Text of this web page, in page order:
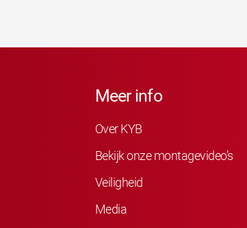
Meer info
Over KYB
Bekijk onze montagevideo’s
Veiligheid
Media